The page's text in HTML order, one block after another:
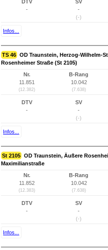
DTV
-
SV
-
(-)
Infos...
TS 46 OD Traunstein, Herzog-Wilhelm-
Rosenheimer Straße (St 2105)
Nr.
11.851
(12.382)
B-Rang
10.042
(7.638)
DTV
-
SV
-
(-)
Infos...
St 2105 OD Traunstein, Äußere
Maximilianstraße
Nr.
11.852
(12.383)
B-Rang
10.042
(7.638)
DTV
-
SV
-
(-)
Infos...